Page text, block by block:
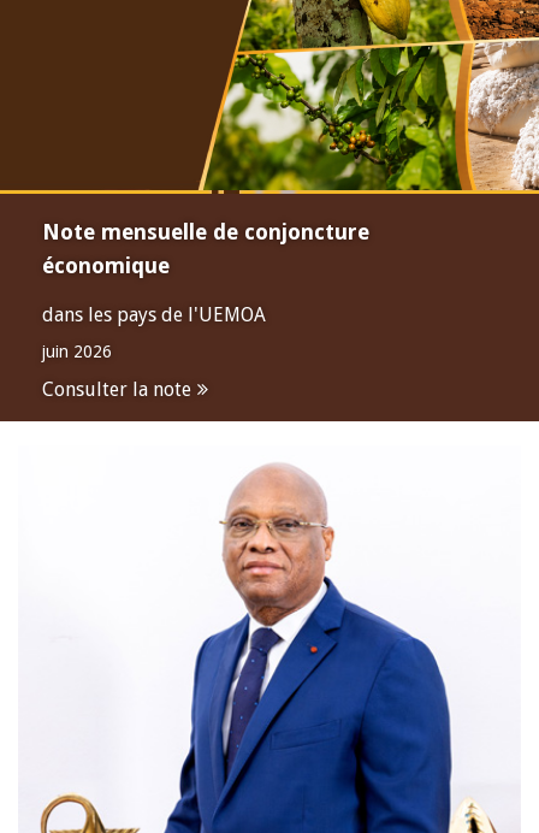
Note mensuelle de conjoncture
économique
dans les pays de l'UEMOA
juin 2026
Consulter la note